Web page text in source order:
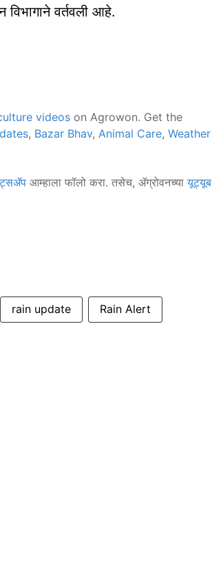
वर्तवली आहे.
videos on Agrowon. Get the
, Bazar Bhav, Animal Care, Weather
आम्हाला फॉलो करा. तसेच, ॲग्रोवनच्यायूट्यूब
rain update Rain Alert